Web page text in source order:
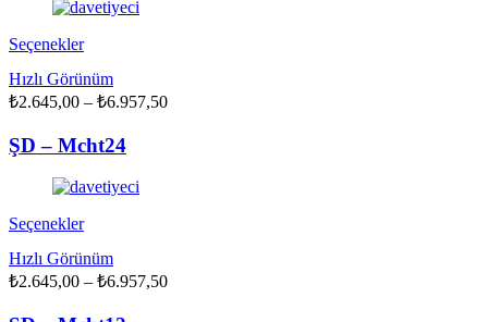
sayfasından
seçilebilir
SeçeneklerBu
birden
fazla
var.
Seçenekler
ürün
sayfasından
seçilebilir
Hızlı Görünüm
₺2.645,00 – ₺6.957,50Fiyat
ŞD – Mcht24
SeçeneklerBu
birden
fazla
Hızlı Görünüm
₺2.645,00 – ₺6.957,50Fiyat